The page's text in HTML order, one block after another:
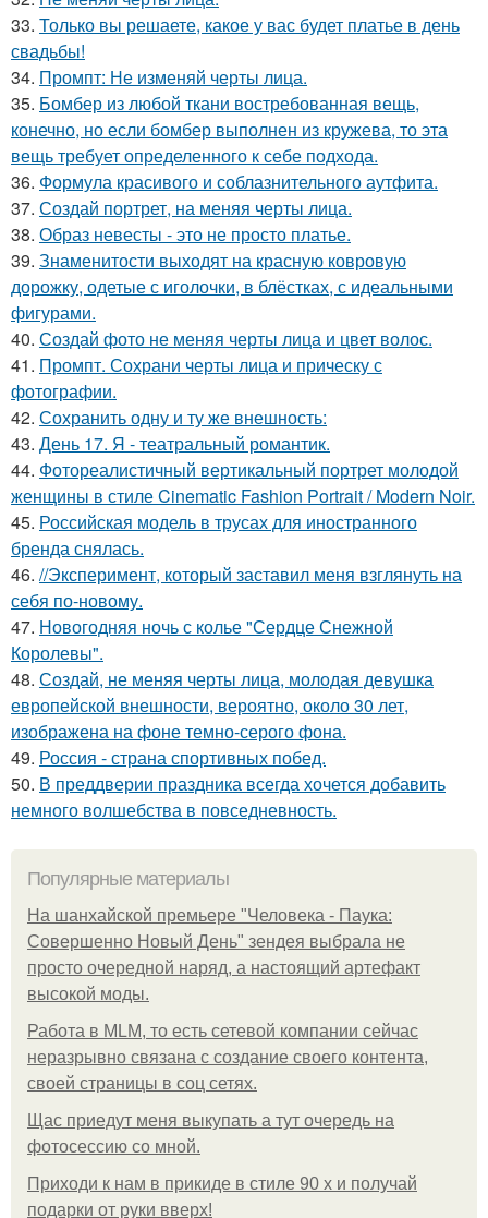
33. Только вы решаете, какое у вас будет платье в день
свадьбы!
34. Промпт: Не изменяй черты лица.
35. Бомбер из любой ткани востребованная вещь,
конечно, но если бомбер выполнен из кружева, то эта
вещь требует определенного к себе подхода.
36. Формула красивого и соблазнительного аутфита.
37. Создай портрет, на меняя черты лица.
38. Образ невесты - это не просто платье.
39. Знаменитости выходят на красную ковровую
дорожку, одетые с иголочки, в блёстках, с идеальными
фигурами.
40. Создай фото не меняя черты лица и цвет волос.
41. Промпт. Сохрани черты лица и прическу с
фотографии.
42. Сохранить одну и ту же внешность:
43. День 17. Я - театральный романтик.
44. Фотореалистичный вертикальный портрет молодой
женщины в стиле Cinematic Fashion Portrait / Modern Noir.
45. Российская модель в трусах для иностранного
бренда снялась.
46. //Эксперимент, который заставил меня взглянуть на
себя по-новому.
47. Новогодняя ночь с колье "Сердце Снежной
Королевы".
48. Создай, не меняя черты лица, молодая девушка
европейской внешности, вероятно, около 30 лет,
изображена на фоне темно-серого фона.
49. Россия - страна спортивных побед.
50. В преддверии праздника всегда хочется добавить
немного волшебства в повседневность.
Популярные материалы
На шанхайской премьере "Человека - Паука:
Совершенно Новый День" зендея выбрала не
просто очередной наряд, а настоящий артефакт
высокой моды.
Работа в MLM, то есть сетевой компании сейчас
неразрывно связана с создание своего контента,
своей страницы в соц сетях.
Щас приедут меня выкупать а тут очередь на
фотосессию со мной.
Приходи к нам в прикиде в стиле 90 х и получай
подарки от руки вверх!